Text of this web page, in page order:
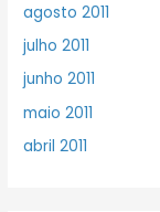
agosto 2011
julho 2011
junho 2011
maio 2011
abril 2011